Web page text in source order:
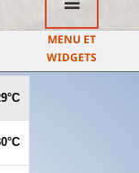
MENU ET
WIDGETS